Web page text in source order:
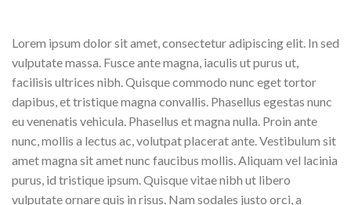
Lorem ipsum dolor sit amet, consectetur adipiscing elit. In sed
vulputate massa. Fusce ante magna, iaculis ut purus ut,
facilisis ultrices nibh. Quisque commodo nunc eget tortor
dapibus, et tristique magna convallis. Phasellus egestas nunc
eu venenatis vehicula. Phasellus et magna nulla. Proin ante
nunc, mollis a lectus ac, volutpat placerat ante. Vestibulum sit
amet magna sit amet nunc faucibus mollis. Aliquam vel lacinia
purus, id tristique ipsum. Quisque vitae nibh ut libero
vulputate ornare quis in risus. Nam sodales justo orci, a